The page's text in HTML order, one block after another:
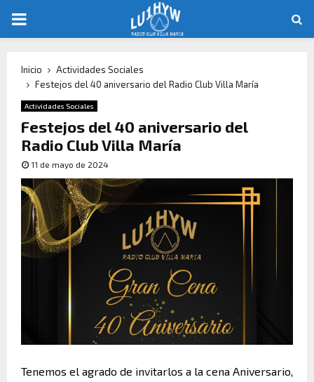
Inicio
Actividades Sociales
Festejos del 40 aniversario del Radio Club Villa María
Actividades Sociales
Festejos del 40 aniversario del
Radio Club Villa María
11 de mayo de 2024
Tenemos el agrado de invitarlos a la cena Aniversario,